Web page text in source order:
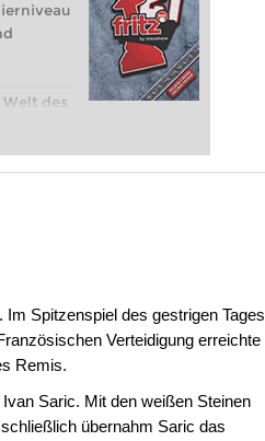
des
Mit
Spitzenspiel des gestrigen Tages
Verteidigung erreichte
Remis.
Saric. Mit den weißen Steinen
übernahm Saric das